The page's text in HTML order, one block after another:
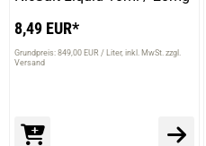
8,49 EUR*
Grundpreis: 849,00 EUR / Liter inkl. MwSt. zzgl.
Versand